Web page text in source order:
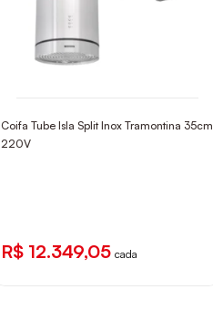
Coifa Tube Isla Split Inox Tramontina 35cm
220V
R$ 12.349,05 cada